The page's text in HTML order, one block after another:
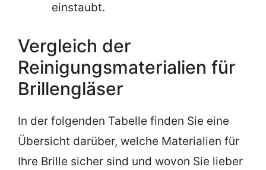
einstaubt.
Vergleich der
Reinigungsmaterialien für
Brillengläser
In der folgenden Tabelle finden Sie eine
Übersicht darüber, welche Materialien für
Ihre Brille sicher sind und wovon Sie lieber